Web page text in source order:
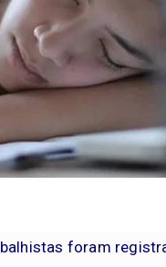
foram